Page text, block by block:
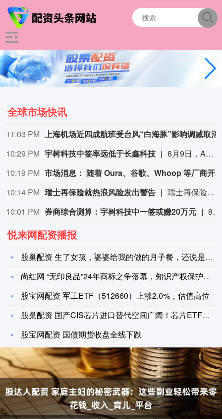
全球市场快讯
11:03 PM
10:29 PM 宇树科技中签率远低于长鑫科技
8月9日，A股“人形机器人第一股”宇树科技8月10日将在科创板正式开启申购。考虑到宇树科技本次发行流通盘规模较小，又叠加“第一股”的题材光环，多家券商综合测算显示，其预计中签率在万分之二至万分之三之间，远低于长鑫科技0.47%的中签率水平。数据显示，2026年以来A股新股上市首日平均涨幅高达276.04%，若以此测算，中一签宇树科技账面盈利有望突破20万元；若对标年内科创板新股首日466.61%的平均涨幅，单签盈利可达35.18万元。 (21财经)
10:19 PM
市场消息： 随着 Oura、谷歌、Whoop 等厂商开启可穿戴设备新时代，苹果正考虑对 Apple Watch 进行重大调整。今年的机型将主要聚焦性能，以及健康、健身追
10:14 PM 瑞士再保险就热浪风险发出警告
瑞士再保险首席执行官贝格尔（Andreas Berger）在接受瑞士《周日新苏黎世报》（NZZ am Sonntag）采访时表示：”热浪及其相关死亡人数的风险被低估了。”他补充说：”我们需要提高对由此产生的危险的认识。”贝格尔是在瑞士再保险公布2026年上半年净利润增长9%之后发表上述言论的，他表示现在断言超额死亡率将如何影响这家总部位于苏黎世的公司的财务数据还为时过早。
10:01 PM 券商综合测算：宇树科技中一签或赚20万元 8月10日，A股“人形机器人第一股”宇树科技（688836.SH）将在科创板正式开启申购。考虑到宇树科技本次发行流通盘规模较小，又叠加“第一股”的题材光环，多家券商综合测算显示，其预计中签率在万分之二至万分之三之间，远低于长鑫科技0.47%的中签率水平。数据显示，2026年以来A股新股上市首日平均涨幅高达276.04%，若以此测算，中一签宇树科技账面盈利有望突破20万元；若对标年内科创板新股首日466.61%的平均涨幅，单签盈利可达35.18万元。（21世纪经济报道）
悦来网配资播报
股巢配资 生了女孩，婆婆给我的做的月子餐，还说是对身体好，你
尚红网 “无印良品”24年商标之争落幕，知识产权保护助力民
股宝网配资 军工ETF（512660）上涨2.0%，估值高位
股巢配资 国产CIS芯片进口替代空间广阔！芯片ETF上涨0.
股宝网配资 国债期货收盘全线下跌